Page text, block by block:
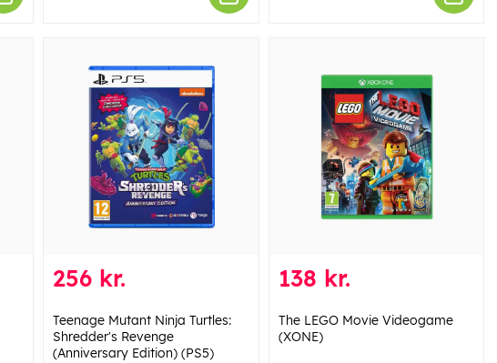
256 kr.
Teenage Mutant Ninja Turtles:
Shredder's Revenge
(Anniversary Edition) (PS5)
138 kr.
The LEGO Movie Videogame
(XONE)